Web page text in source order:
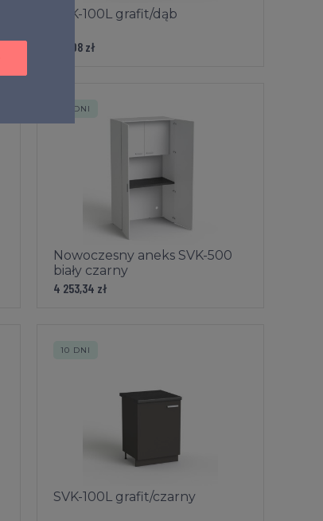
SVK-100L grafit/dąb
733,08 zł
Nowoczesny aneks SVK-500
biały czarny
4 253,34 zł
10 DNI
SVK-100L grafit/czarny
10 DNI